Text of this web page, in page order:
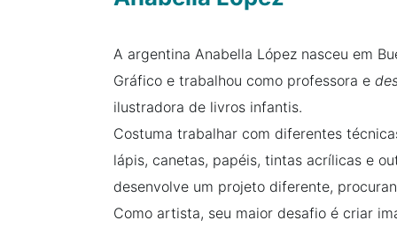
A argentina Anabella López nasceu em
Gráfico e trabalhou como professora e
ilustradora de livros infantis.
Costuma trabalhar com diferentes
lápis, canetas, papéis, tintas acrílicas e
desenvolve um projeto diferente,
Como artista, seu maior desafio é criar